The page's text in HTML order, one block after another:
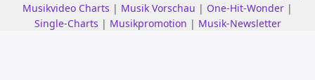
Musikvideo Charts | Musik Vorschau | One-Hit-Wonder |
Single-Charts | Musikpromotion | Musik-Newsletter